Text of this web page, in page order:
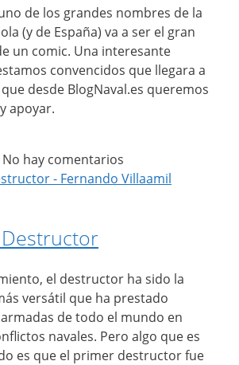
de los grandes nombres de la
(y de España) va a ser el gran
un comic. Una interesante
convencidos que llegara a
desde BlogNaval.es queremos
apoyar.
No hay comentarios
el destructor ha sido la
versátil que ha prestado
de todo el mundo en
navales. Pero algo que es
es que el primer destructor fue